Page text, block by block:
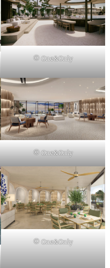
© One&Only
© One&Only
© One&Only